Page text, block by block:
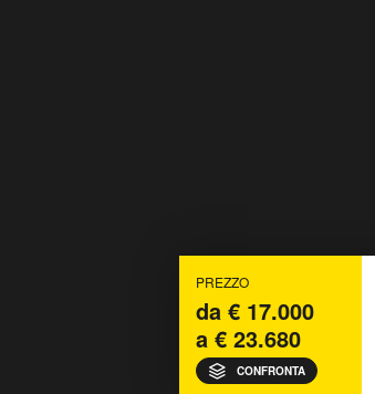
PREZZO
da € 17.000
a € 23.680
CONFRONTA